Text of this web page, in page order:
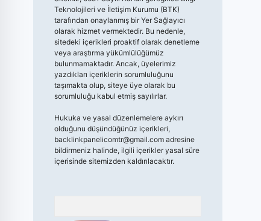
Teknolojileri ve İletişim Kurumu (BTK)
tarafından onaylanmış bir Yer Sağlayıcı
olarak hizmet vermektedir. Bu nedenle,
sitedeki içerikleri proaktif olarak denetleme
veya araştırma yükümlülüğümüz
bulunmamaktadır. Ancak, üyelerimiz
yazdıkları içeriklerin sorumluluğunu
taşımakta olup, siteye üye olarak bu
sorumluluğu kabul etmiş sayılırlar.
Hukuka ve yasal düzenlemelere aykırı
olduğunu düşündüğünüz içerikleri,
backlinkpanelicomtr@gmail.comadresine
bildirmeniz halinde, ilgili içerikler yasal süre
içerisinde sitemizden kaldırılacaktır.